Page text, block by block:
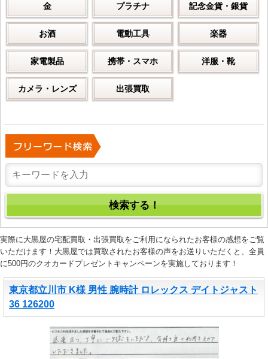
金 プラチナ 記念金貨・銀貨
お酒 電動工具 楽器
家電製品 携帯・スマホ 洋服・靴
カメラ・レンズ 出張買取
実際に大黒屋の宅配買取・出張買取をご利用になられたお客様の感想をご覧
いただけます！大黒屋では買取されたお客様の声をお送りいただくと、全員
に500円のクオカードプレゼントキャンペーンを実施しております！
東京都立川市 K様 男性 腕時計 ロレックス デイトジャスト
36 126200